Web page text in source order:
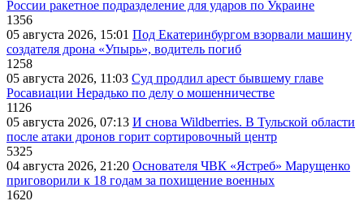
России ракетное подразделение для ударов по Украине
1356
05 августа 2026, 15:01 Под Екатеринбургом взорвали машину
создателя дрона «Упырь», водитель погиб
1258
05 августа 2026, 11:03 Суд продлил арест бывшему главе
Росавиации Нерадько по делу о мошенничестве
1126
05 августа 2026, 07:13 И снова Wildberries. В Тульской области
после атаки дронов горит сортировочный центр
5325
04 августа 2026, 21:20 Основателя ЧВК «Ястреб» Марущенко
приговорили к 18 годам за похищение военных
1620